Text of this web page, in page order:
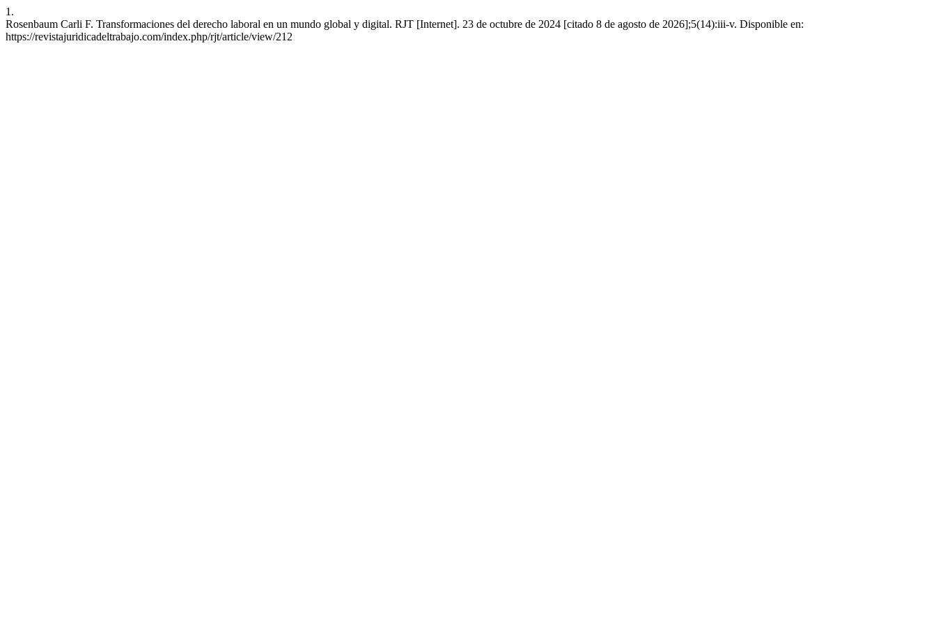
1.
Rosenbaum Carli F. Transformaciones del derecho laboral en un mundo global y digital. RJT [Internet]. 23 de octubre de 2024 [citado 8 de agosto de 2026];5(14):iii-v. Disponible en:
https://revistajuridicadeltrabajo.com/index.php/rjt/article/view/212